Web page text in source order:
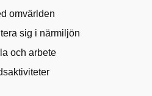
omvärlden
sig i närmiljön
och arbete